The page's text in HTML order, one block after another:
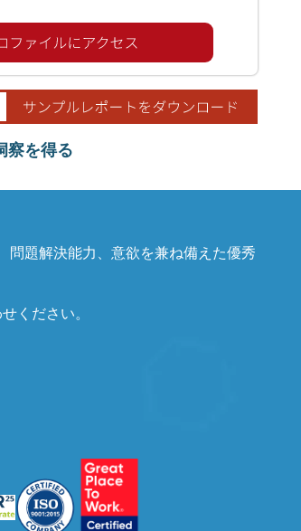
察を得る
問題解決能力、意欲を兼ね備えた優秀
ください。